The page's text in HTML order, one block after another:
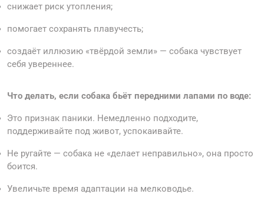
снижает риск утопления;
помогает сохранять плавучесть;
создаёт иллюзию «твёрдой земли» — собака чувствует
себя увереннее.
Что делать, если собака бьёт передними лапами по воде:
Это признак паники. Немедленно подходите,
поддерживайте под живот, успокаивайте.
Не ругайте — собака не «делает неправильно», она просто
боится.
Увеличьте время адаптации на мелководье.